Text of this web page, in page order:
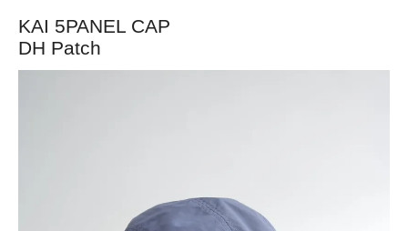
KAI 5PANEL CAP
DH Patch